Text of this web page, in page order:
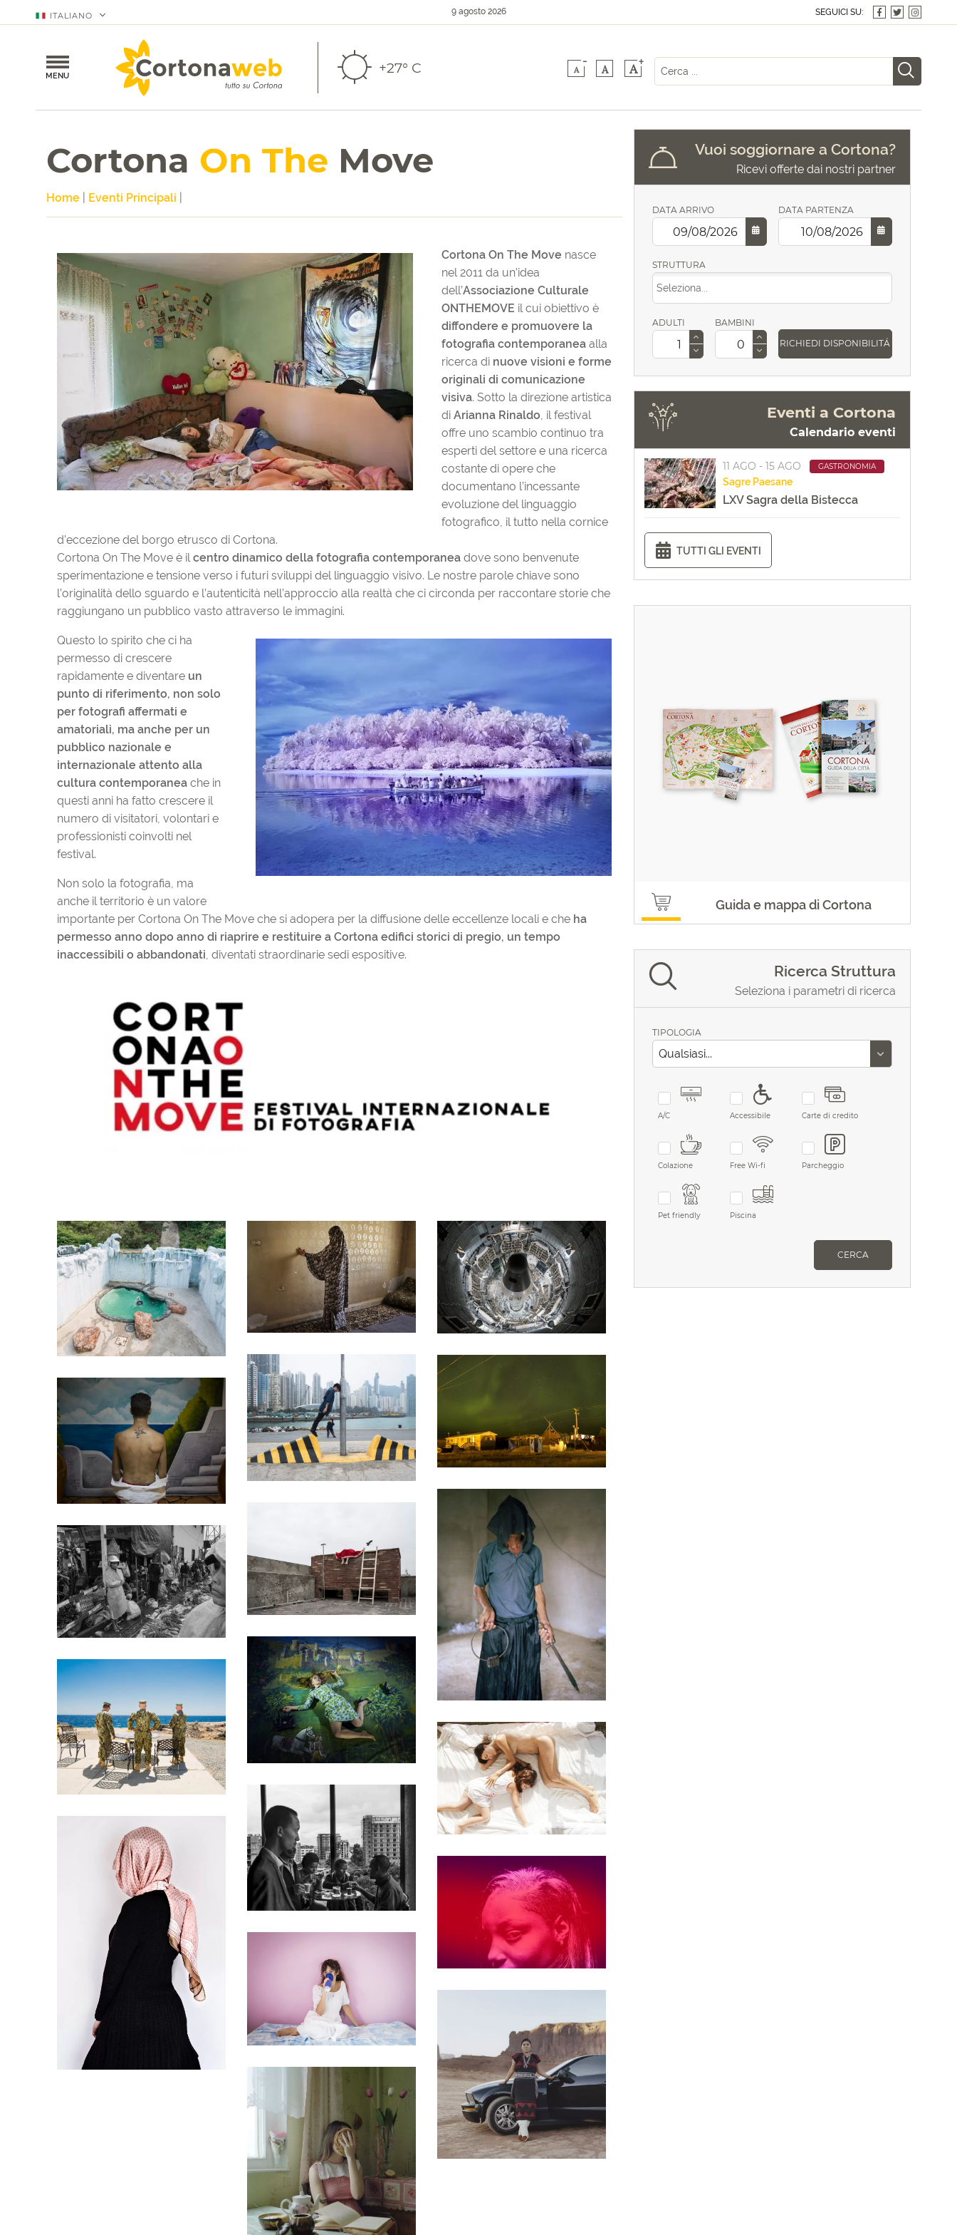
ITALIANO 9 agosto 2026 SEGUICI SU:
MENU +27° C A
-
A A+
Cortona On The Move
Home Eventi Principali
Cortona On The Move nasce
nel 2011 da un’idea
dell’Associazione Culturale
ONTHEMOVE il cui obiettivo è
diffondere e promuovere la
fotografia contemporanea alla
ricerca di nuove visioni e forme
originali di comunicazione
visiva. Sotto la direzione artistica
di Arianna Rinaldo, il festival
offre uno scambio continuo tra
esperti del settore e una ricerca
costante di opere che
documentano l’incessante
evoluzione del linguaggio
fotografico, il tutto nella cornice
d’eccezione del borgo etrusco di Cortona.
Cortona On The Move è ilcentro dinamico della fotografia contemporanea dove sono benvenute
sperimentazione e tensione verso i futuri sviluppi del linguaggio visivo. Le nostre parole chiave sono
l’originalità dello sguardo e l’autenticità nell’approccio alla realtà che ci circonda per raccontare storie che
raggiungano un pubblico vasto attraverso le immagini.
Questo lo spirito che ci ha
permesso di crescere
rapidamente e diventare un
punto di riferimento, non solo
per fotografi affermati e
amatoriali, ma anche per un
pubblico nazionale e
internazionale attento alla
cultura contemporanea che in
questi anni ha fatto crescere il
numero di visitatori, volontari e
professionisti coinvolti nel
festival.
Non solo la fotografia, ma
anche il territorio è un valore
importante per Cortona On The Move che si adopera per la diffusione delle eccellenze locali e che ha
permesso anno dopo anno di riaprire e restituire a Cortona edifici storici di pregio, un tempo
inaccessibili o abbandonati, diventati straordinarie sedi espositive.
Vuoi soggiornare a Cortona?
Ricevi offerte dai nostri partner
DATA ARRIVO DATA PARTENZA
STRUTTURA
ADULTI
BAMBINI
RICHIEDI DISPONIBILITÁ
Eventi a Cortona
Calendario eventi
11 AGO - 15 AGO GASTRONOMIA
Sagre Paesane
LXV Sagra della Bistecca
TUTTI GLI EVENTI
Guida e mappa di Cortona
Ricerca Struttura
Seleziona i parametri di ricerca
TIPOLOGIA
A/C Accessibile Carte di credito
Colazione Free Wi-fi Parcheggio
Pet friendly Piscina
CERCA